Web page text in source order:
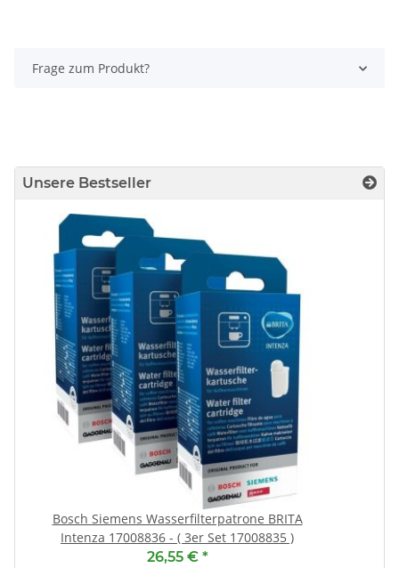
Frage zum Produkt?
Unsere Bestseller
Bosch Siemens Wasserfilterpatrone BRITA
Intenza 17008836 - ( 3er Set 17008835 )
26,55 € *